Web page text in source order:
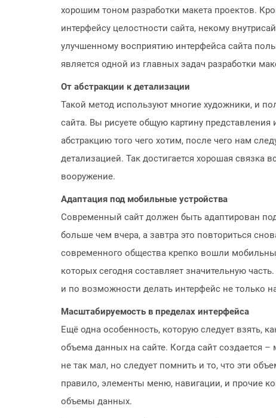
хорошим тоном разработки макета проектов.
интерфейсу целостности сайта, некому
улучшенному восприятию интерфейса сайта
является одной из главных задач разработки
От абстракции к детализации
Такой метод используют многие художники, и
сайта. Вы рисуете общую картину
абстракцию того чего хотим, после чего нам
детализацией. Так достигается хорошая связка
вооружение.
Адаптация под мобильные устройства
Современный сайт должен быть адаптирован
больше чем вчера, а завтра это повториться
современного общества крепко вошли
которых сегодня составляет значительную
и по возможности делать интерфейс не только
Масштабируемость в пределах интерфейса
Ещё одна особенность, которую следует взять,
объема данных на сайте. Когда сайт
не так мал, но следует помнить и то, что эти
правило, элементы меню, навигации, и прочие
объемы данных.